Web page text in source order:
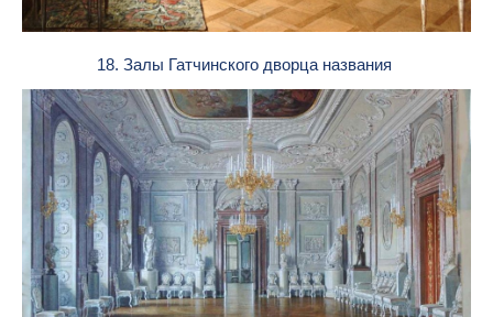
18. Залы Гатчинского дворца названия